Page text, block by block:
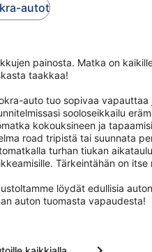
autot
painosta. Matka on
taakkaa!
auto tuo sopivaa
sooloseikkailu
kokouksineen ja
road tripistä tai suunnata
turhan tiukan
Tärkeintähän on
löydät edullisia
auton tuomasta vapaudesta!